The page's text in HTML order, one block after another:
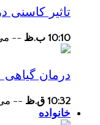
تاثیر کاسنی
10:10 ب.ظ -- می 29,
درمان گیاهی
10:32 ق.ظ -- می 28,
خانواده